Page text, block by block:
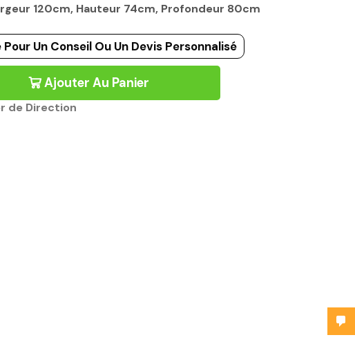
120cm, Hauteur 74cm, Profondeur 80cm
Un Conseil Ou Un Devis Personnalisé
Ajouter Au Panier
de Direction